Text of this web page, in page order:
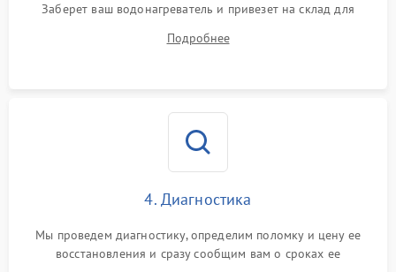
Заберет ваш водонагреватель и привезет на склад для
Подробнее
4. Диагностика
Мы проведем диагностику, определим поломку и цену ее
восстановления и сразу сообщим вам о сроках ее